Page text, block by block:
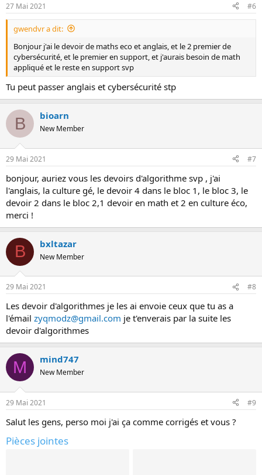
27 Mai 2021 #6
gwendvr a dit:
Bonjour j'ai le devoir de maths eco et anglais, et le 2 premier de
cybersécurité, et le premier en support, et j'aurais besoin de math
appliqué et le reste en support svp
Tu peut passer anglais et cybersécurité stp
B bioarn
New Member
29 Mai 2021 #7
bonjour, auriez vous les devoirs d'algorithme svp , j'ai
l'anglais, la culture gé, le devoir 4 dans le bloc 1, le bloc 3, le
devoir 2 dans le bloc 2,1 devoir en math et 2 en culture éco,
merci !
B bxltazar
New Member
29 Mai 2021 #8
Les devoir d'algorithmes je les ai envoie ceux que tu as a
l'émail zyqmodz@gmail.com je t'enverais par la suite les
devoir d'algorithmes
M mind747
New Member
29 Mai 2021 #9
Salut les gens, perso moi j'ai ça comme corrigés et vous ?
Pièces jointes